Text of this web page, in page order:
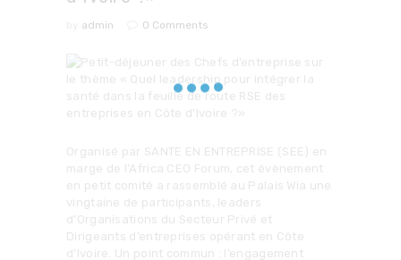
admin 0 Comments
Organisé par SANTE EN ENTREPRISE (SEE) en
marge de l’Africa CEO Forum, cet évènement
en petit comité a rassemblé au Palais Wia une
vingtaine de participants, leaders
d’Organisations du Secteur Privé et
Dirigeants d’entreprises opérant en Côte
d’Ivoire. Un point commun : l’engagement